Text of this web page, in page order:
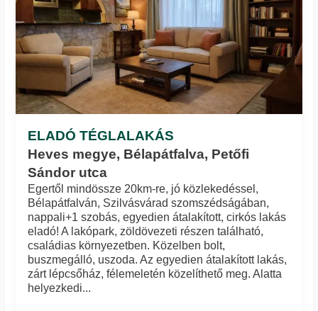
ELADÓ TÉGLALAKÁS
Heves megye, Bélapátfalva, Petőfi
Sándor utca
Egertől mindössze 20km-re, jó közlekedéssel,
Bélapátfalván, Szilvásvárad szomszédságában,
nappali+1 szobás, egyedien átalakított, cirkós lakás
eladó! A lakópark, zöldövezeti részen található,
családias környezetben. Közelben bolt,
buszmegálló, uszoda. Az egyedien átalakított lakás,
zárt lépcsőház, félemeletén közelíthető meg. Alatta
helyezkedi...